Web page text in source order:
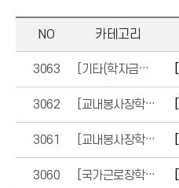
NO 카테고리
3063 [기타(학자금대출 외)]
3062 [교내봉사장학금]
3061 [교내봉사장학금]
3060 [국가근로장학금]